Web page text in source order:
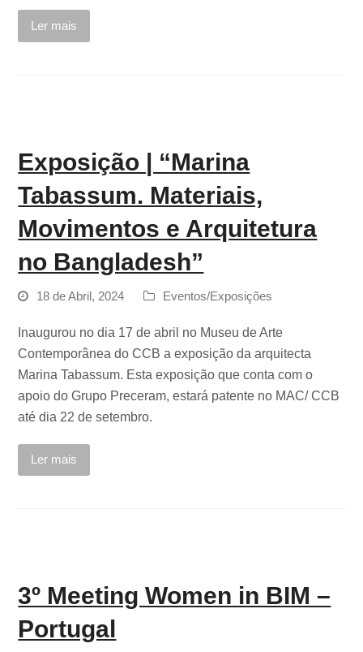
Ler mais
Exposição | “Marina
Tabassum. Materiais,
Movimentos e Arquitetura
no Bangladesh”
18 de Abril, 2024 Eventos/Exposições
Inaugurou no dia 17 de abril no Museu de Arte
Contemporânea do CCB a exposição da arquitecta
Marina Tabassum. Esta exposição que conta com o
apoio do Grupo Preceram, estará patente no MAC/ CCB
até dia 22 de setembro.
Ler mais
3º Meeting Women in BIM –
Portugal